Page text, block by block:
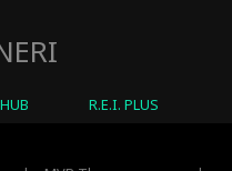
R.E.I. PLUS